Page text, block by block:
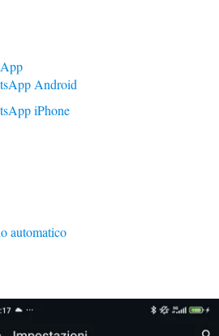
Android
iPhone
automatico